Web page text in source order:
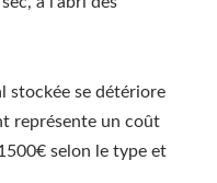
stockée se détériore
représente un coût
selon le type et